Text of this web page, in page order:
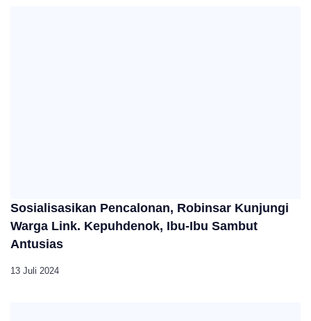
Sosialisasikan Pencalonan, Robinsar Kunjungi
Warga Link. Kepuhdenok, Ibu-Ibu Sambut
Antusias
13 Juli 2024